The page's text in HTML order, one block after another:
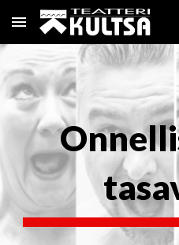
Skip to main content